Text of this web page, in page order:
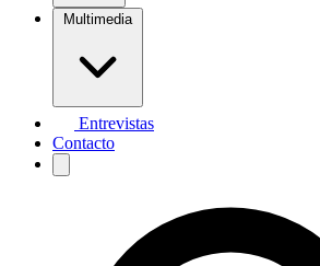
Multimedia
Entrevistas
Contacto